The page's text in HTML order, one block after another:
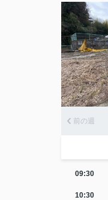
前の週
09:30
10:30